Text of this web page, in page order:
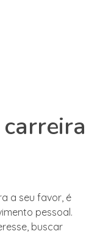
a seu favor, é
pessoal.
buscar